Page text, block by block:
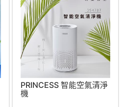
PRINCESS 智能空氣清淨
機